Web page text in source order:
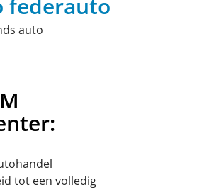
tot een volledig